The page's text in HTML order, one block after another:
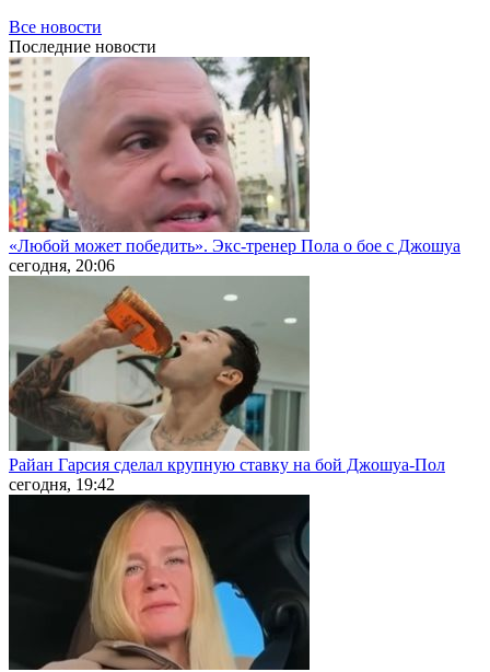
Все новости
Последние новости
«Любой может победить». Экс-тренер Пола о бое с Джошуа
сегодня, 20:06
Райан Гарсия сделал крупную ставку на бой Джошуа-Пол
сегодня, 19:42